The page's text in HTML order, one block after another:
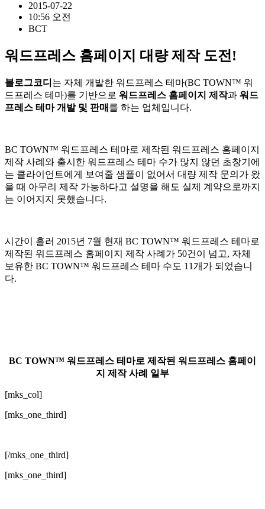
2015-07-22
10:56 오전
BCT
워드프레스 홈페이지 대량 제작 도전!
블로그코디 는 자체 개발한 워드프레스 테마(BC TOWN™ 워
드프레스 테마)를 기반으로 워드프레스 홈페이지 제작과 워드
프레스 테마 개발 및 판매 를 하는 업체입니다.
BC TOWN™ 워드프레스 테마로 제작된 워드프레스 홈페이지
제작 사례와 출시한 워드프레스 테마 수가 많지 않던 초창기에
는 클라이언트에게 보여줄 샘플이 없어서 대량 제작 문의가 왔
을 때 아무리 제작 가능하다고 설명을 해도 실제 계약으로까지
는 이어지지 못했습니다.
시간이 흘러 2015년 7월 현재 BC TOWN™ 워드프레스 테마로
제작된 워드프레스 홈페이지 제작 사례가 50건이 넘고, 자체
보유한 BC TOWN™ 워드프레스 테마 수도 11개가 되었습니
다.
BC TOWN™ 워드프레스 테마로 제작된 워드프레스 홈페이
지 제작 사례 일부
[mks_col]
[mks_one_third]
[/mks_one_third]
[mks_one_third]